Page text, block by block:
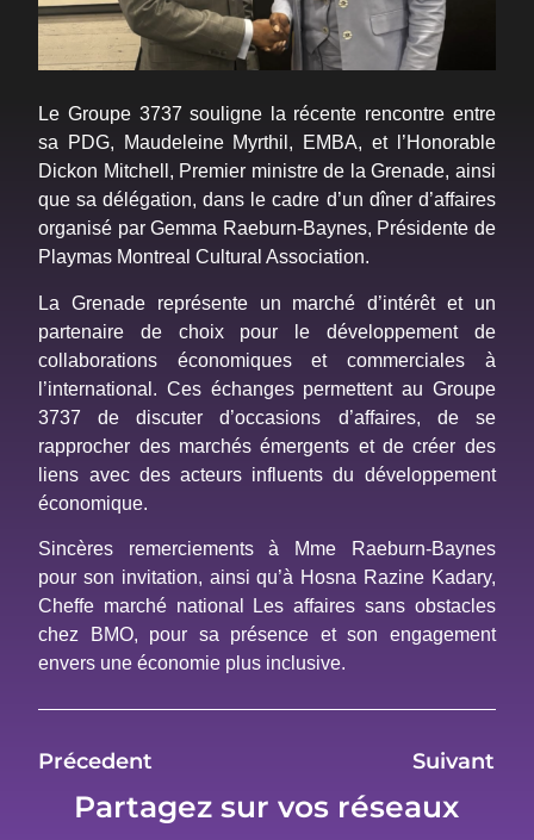
Le Groupe 3737 souligne la récente rencontre entre
sa PDG, Maudeleine Myrthil, EMBA, et l’Honorable
Dickon Mitchell, Premier ministre de la Grenade, ainsi
que sa délégation, dans le cadre d’un dîner d’affaires
organisé par Gemma Raeburn-Baynes, Présidente de
Playmas Montreal Cultural Association.
La Grenade représente un marché d’intérêt et un
partenaire de choix pour le développement de
collaborations économiques et commerciales à
l’international. Ces échanges permettent au Groupe
3737 de discuter d’occasions d’affaires, de se
rapprocher des marchés émergents et de créer des
liens avec des acteurs influents du développement
économique.
Sincères remerciements à Mme Raeburn-Baynes
pour son invitation, ainsi qu’à Hosna Razine Kadary,
Cheffe marché national Les affaires sans obstacles
chez BMO, pour sa présence et son engagement
envers une économie plus inclusive.
Précedent Suivant
Partagez sur vos réseaux